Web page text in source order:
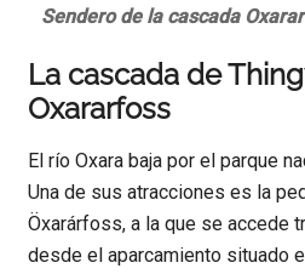
Sendero de la cascada
La cascada de
Oxararfoss
El río Oxara baja por el parque
Una de sus atracciones es la
Öxarárfoss, a la que se accede
desde el aparcamiento situado